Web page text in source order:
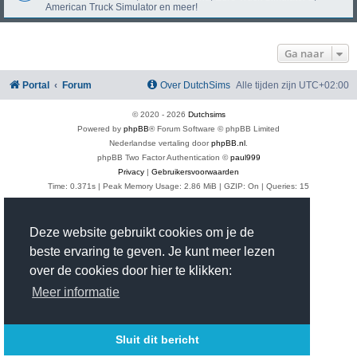
Deze website gebruikt cookies om je de
beste ervaring te geven. Je kunt meer lezen
over de cookies door hier te klikken:
Meer informatie
Sluit dit bericht
American Truck Simulator en meer!
Ga naar
Portal Forum Alle tijden zijn UTC+02:00
Over DutchSims
© 2020 - 2026 Dutchsims
Powered by phpBB® Forum Software © phpBB Limited
Nederlandse vertaling doorphpBB.nl
phpBB Two Factor Authentication ©paul999
Privacy | Gebruikersvoorwaarden
Time: 0.371s | Peak Memory Usage: 2.86 MiB | GZIP: On | Queries: 15